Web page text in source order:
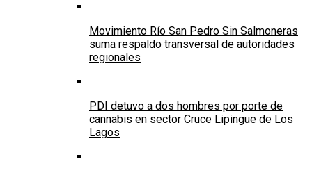
Movimiento Río San Pedro Sin Salmoneras
suma respaldo transversal de autoridades
regionales
PDI detuvo a dos hombres por porte de
cannabis en sector Cruce Lipingue de Los
Lagos